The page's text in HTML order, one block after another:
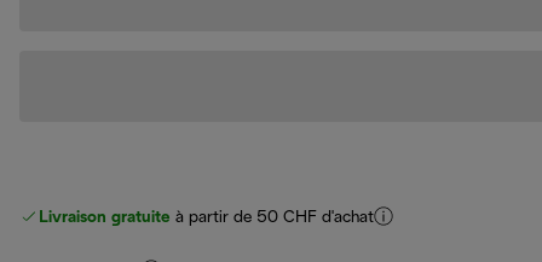
Livraison gratuite à partir de 50 CHF d'achat